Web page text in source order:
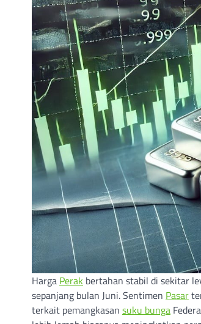
Harga Perak bertahan stabil di sekitar
sepanjang bulan Juni. Sentimen Pasar
terkait pemangkasan suku bunga